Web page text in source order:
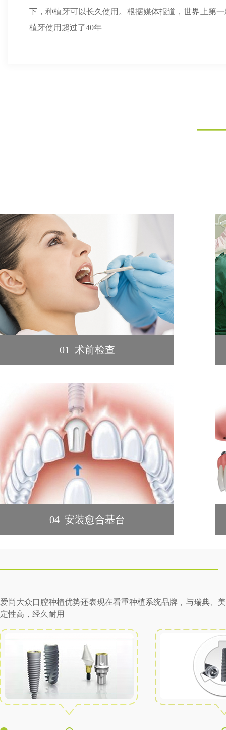
下，种植牙可以长久使用。根据媒体报道，世界上第
植牙使用超过了40年
01 术前检查
04 安装愈合基台
爱尚大众口腔种植优势还表现在看重种植系统品牌，与瑞典、
定性高，经久耐用